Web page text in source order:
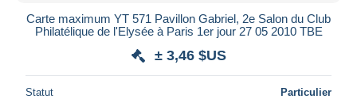
Carte maximum YT 571 Pavillon Gabriel, 2e Salon du Club
Philatélique de l'Elysée à Paris 1er jour 27 05 2010 TBE
± 3,46 $US
Statut Particulier